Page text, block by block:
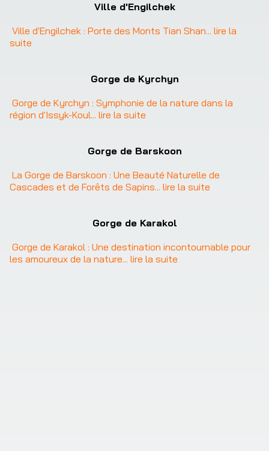
Ville d'Engilchek
Ville d'Engilchek : Porte des Monts Tian Shan... lire la
suite
Gorge de Kyrchyn
Gorge de Kyrchyn : Symphonie de la nature dans la
région d'Issyk-Koul... lire la suite
Gorge de Barskoon
La Gorge de Barskoon : Une Beauté Naturelle de
Cascades et de Forêts de Sapins... lire la suite
Gorge de Karakol
Gorge de Karakol : Une destination incontournable pour
les amoureux de la nature... lire la suite